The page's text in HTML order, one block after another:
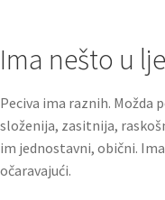
Ima nešto u
Peciva ima raznih. Možda
složenija, zasitnija,
im jednostavni, obični.
očaravajući.